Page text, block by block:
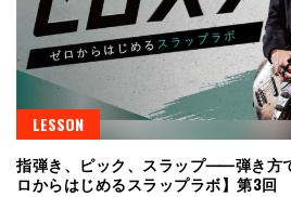
LESSON
指弾き、ピック、スラップ⸺弾き方
ロからはじめるスラップラボ】第3回